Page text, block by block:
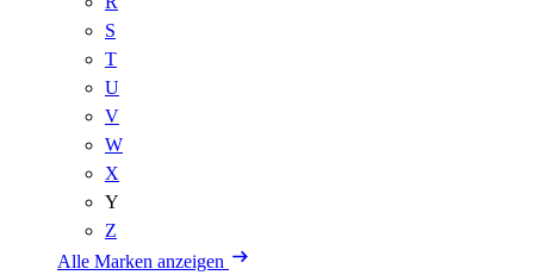
S
T
U
V
W
X
Y
Z
Alle Marken anzeigen